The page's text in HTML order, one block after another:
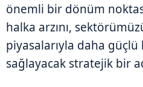
önemli bir dönüm
halka arzını,
piyasalarıyla daha
sağlayacak stratejik bir